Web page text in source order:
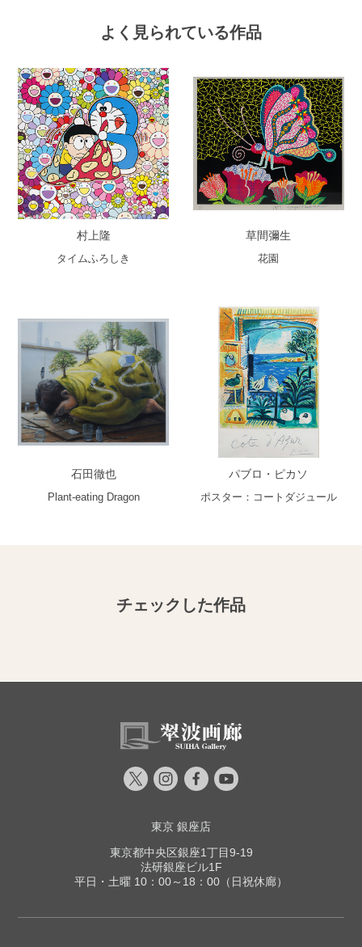
よく見られている作品
村上隆
タイムふろしき
草間彌生
花園
石田徹也
Plant-eating Dragon
パブロ・ピカソ
ポスター：コートダジュール
チェックした作品
東京 銀座店
東京都中央区銀座1丁目9-19
法研銀座ビル1F
平日・土曜 10：00～18：00（日祝休廊）